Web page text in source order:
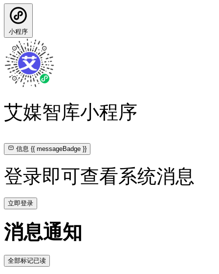
小程序
艾媒智库小程序
信息{{ messageBadge }}
登录即可查看系统消息
立即登录
消息通知
全部标记已读